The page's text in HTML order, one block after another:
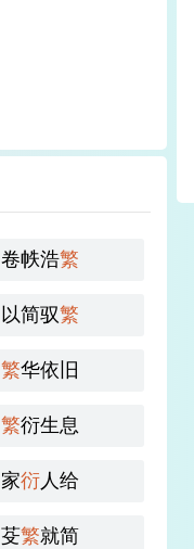
卷帙浩繁
以简驭繁
繁华依旧
繁衍生息
家衍人给
芟繁就简